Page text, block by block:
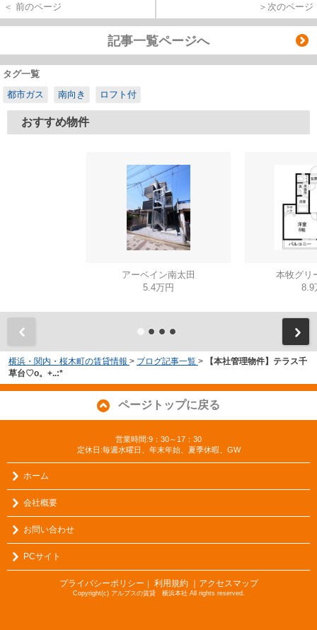
＜ 前のページ ＞次のページ
記事一覧ページへ
タグ一覧
都市ガス
南向き ロフト付
おすすめ物件
アーベイン南太田
5.4万円
本牧グリ
8.9
横浜・関内・桜木町の賃貸情報 > ブログ記事一覧 >
【本社管理物件】テラス千
草台♡o。+..:*
ページトップに戻る
営業時間:9：30～17：30
定休日:毎週水曜日、年末年始、夏季休暇、GW
ホーム
会社概要
お問い合わせ
PCサイト
プライバシーポリシー ｜ 利用規約 ｜アクセスマップ
Copyright(c) アルプスの賃貸 横浜本社 All rights reserved.